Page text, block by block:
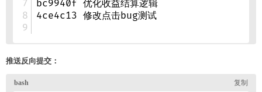
推送反向提交：